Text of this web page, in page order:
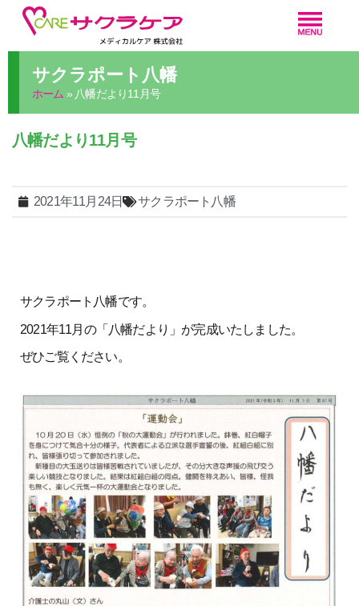
サクラポート八幡
ホーム » 八幡だより11月号
八幡だより11月号
2021年11月24日 サクラポート八幡
サクラポート八幡です。
2021年11月の「八幡だより」が完成いたしました。
ぜひご覧ください。